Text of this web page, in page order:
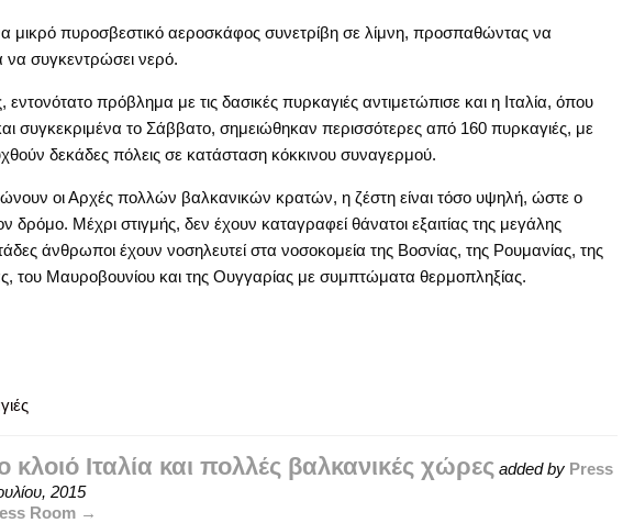
μικρό πυροσβεστικό αεροσκάφος συνετρίβη σε λίμνη, προσπαθώντας να
συγκεντρώσει νερό.
εντονότατο πρόβλημα με τις δασικές πυρκαγιές αντιμετώπισε και η Ιταλία, όπου
συγκεκριμένα το Σάββατο, σημειώθηκαν περισσότερες από 160 πυρκαγιές, με
δεκάδες πόλεις σε κατάσταση κόκκινου συναγερμού.
οι Αρχές πολλών βαλκανικών κρατών, η ζέστη είναι τόσο υψηλή, ώστε ο
δρόμο. Μέχρι στιγμής, δεν έχουν καταγραφεί θάνατοι εξαιτίας της μεγάλης
άνθρωποι έχουν νοσηλευτεί στα νοσοκομεία της Βοσνίας, της Ρουμανίας, της
του Μαυροβουνίου και της Ουγγαρίας με συμπτώματα θερμοπληξίας.
κλοιό Ιταλία και πολλές βαλκανικές χώρες added by Press
2015
Room →